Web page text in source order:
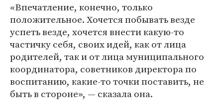
«Впечатление, конечно, только
положительное. Хочется побывать везде
успеть везде, хочется внести какую-то
частичку себя, своих идей, как от лица
родителей, так и от лица муниципального
координатора, советников директора по
воспитанию, какие-то точки поставить, не
быть в стороне», — сказала она.